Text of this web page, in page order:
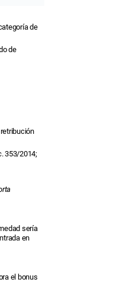
de
de
353/2014;
sería
en
el bonus